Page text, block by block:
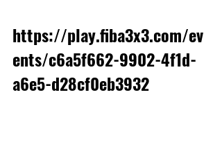
https://play.fiba3x3.com/ev
ents/c6a5f662-9902-4f1d-
a6e5-d28cf0eb3932